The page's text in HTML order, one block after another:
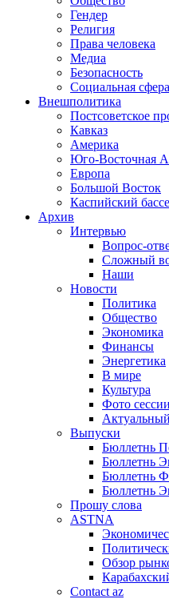
Гендер
Религия
Права человека
Медиа
Безопасность
Социальная сфера
Внешполитика
Постсоветское
Кавказ
Америка
Юго-Восточная
Европа
Большой Восток
Каспийский
Архив
Интервью
Вопрос-
Сложный
Наши
Новости
Политика
Общество
Экономика
Финансы
Энергетика
В мире
Культура
Фото сессии
Выпуски
Бюллетнь
Бюллетнь
Бюллетнь
Бюллетнь
Прошу слова
ASTNA
Обзор
Contact az